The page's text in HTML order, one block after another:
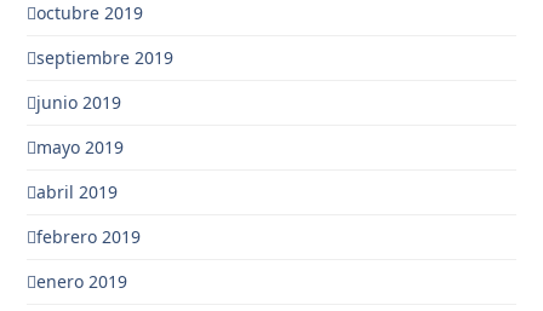
octubre 2019
septiembre 2019
junio 2019
mayo 2019
abril 2019
febrero 2019
enero 2019